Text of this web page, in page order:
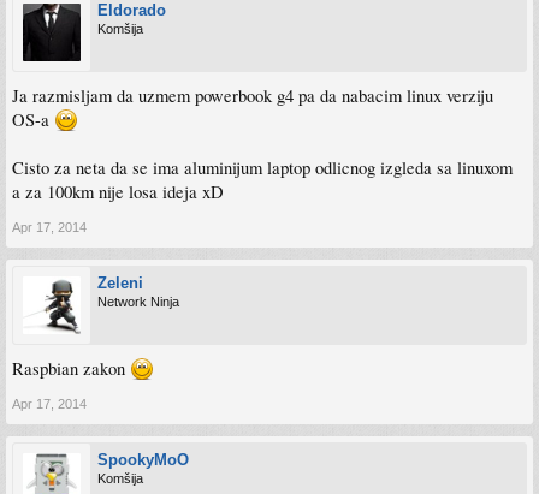
Eldorado
Komšija
Ja razmisljam da uzmem powerbook g4 pa da nabacim linux verziju
OS-a
Cisto za neta da se ima aluminijum laptop odlicnog izgleda sa linuxom
a za 100km nije losa ideja xD
Apr 17, 2014
Zeleni
Network Ninja
Raspbian zakon
Apr 17, 2014
SpookyMoO
Komšija